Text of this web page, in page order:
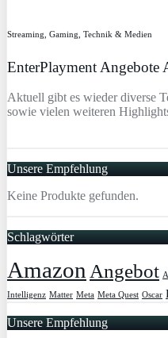
Streaming, Gaming, Technik & Medien
EnterPlayment Angebote
Aktuell gibt es wieder diverse
sowie vielen weiteren
Unsere Empfehlung
Keine Produkte gefunden.
Schlagwörter
AmazonAngebot
Intelligenz Matter Meta Meta Quest Oscar
Unsere Empfehlung